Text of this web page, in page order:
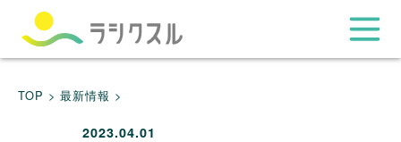
TOP > 最新情報 >
2023.04.01